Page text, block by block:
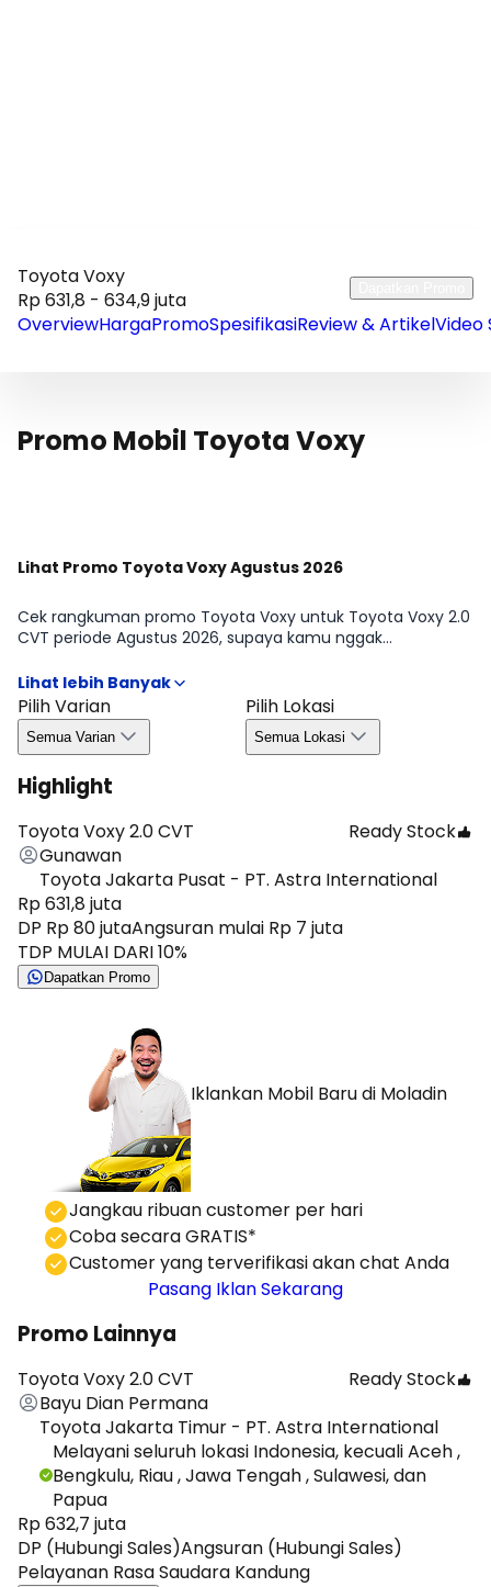
Toyota Voxy
Rp 631,8 - 634,9 juta
OverviewHargaPromoSpesifikasiReview & ArtikelVideo
Promo Mobil Toyota Voxy
Lihat Promo Toyota Voxy Agustus 2026
Cek rangkuman promo Toyota Voxy untuk Toyota Voxy 2.0
CVT periode Agustus 2026, supaya kamu nggak
dari benefit yang biasanya ditawarkan, syarat umum,
hingga hal yang perlu kamu perhatikan seperti
ketersediaan unit dan ketentuan area, jadi proses memilih
varian terasa lebih aman dan efisien.
Pilih Varian
Semua Varian
Pilih Lokasi
Semua Lokasi
Highlight
Toyota Voxy 2.0 CVT
Ready Stock
Gunawan
Toyota Jakarta Pusat - PT. Astra International
Rp 631,8 juta
DP Rp 80 jutaAngsuran mulai Rp 7 juta
TDP MULAI DARI 10%
Dapatkan Promo
Iklankan Mobil Barudi Moladin
⁠Jangkau ribuan customer per hari
Coba secara GRATIS*
⁠⁠Customer yang terverifikasi akan chat Anda
Pasang Iklan Sekarang
Promo Lainnya
Toyota Voxy 2.0 CVT
Ready Stock
Bayu Dian Permana
Toyota Jakarta Timur - PT. Astra International
Melayani seluruh lokasi Indonesia, kecuali Aceh ,
Bengkulu, Riau , Jawa Tengah , Sulawesi, dan
Papua
Rp 632,7 juta
DP (Hubungi Sales)Angsuran (Hubungi Sales)
Pelayanan Rasa Saudara Kandung